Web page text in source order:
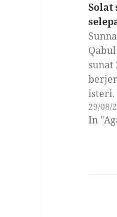
Solat
sunat
isteri.
Lafaz
29/08/
In